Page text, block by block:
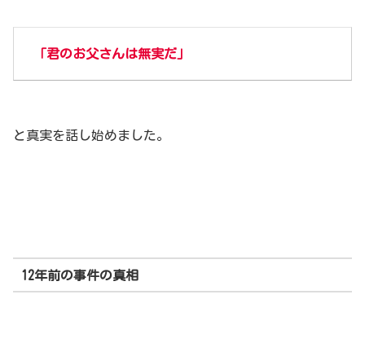
「君のお父さんは無実だ」
と真実を話し始めました。
12年前の事件の真相